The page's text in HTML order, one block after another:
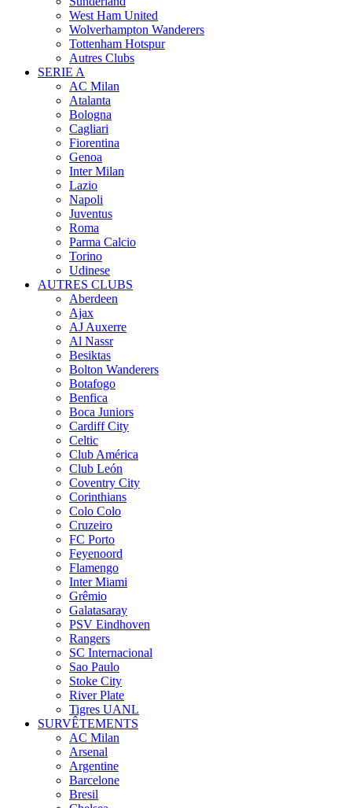
West Ham United
Wolverhampton Wanderers
Tottenham Hotspur
Autres Clubs
SERIE A
AC Milan
Atalanta
Bologna
Cagliari
Fiorentina
Genoa
Inter Milan
Lazio
Napoli
Juventus
Roma
Parma Calcio
Torino
Udinese
AUTRES CLUBS
Aberdeen
Ajax
AJ Auxerre
Al Nassr
Besiktas
Bolton Wanderers
Botafogo
Benfica
Boca Juniors
Cardiff City
Celtic
Club América
Club León
Coventry City
Corinthians
Colo Colo
Cruzeiro
FC Porto
Feyenoord
Flamengo
Inter Miami
Grêmio
Galatasaray
PSV Eindhoven
Rangers
SC Internacional
Sao Paulo
Stoke City
River Plate
Tigres UANL
SURVÊTEMENTS
AC Milan
Arsenal
Argentine
Barcelone
Bresil